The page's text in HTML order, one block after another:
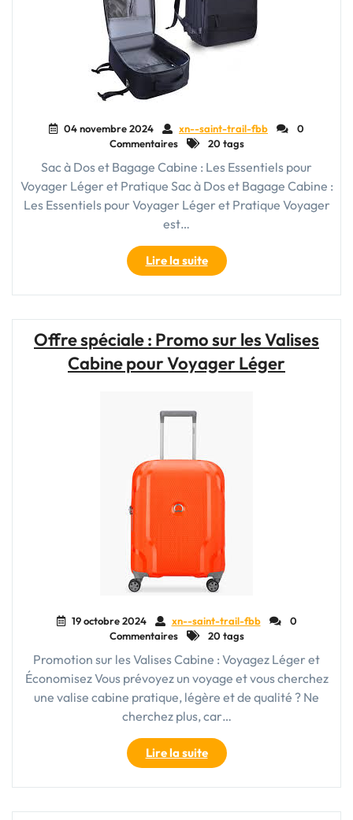
04 novembre 2024 xn--saint-trail-fbb
0
Commentaires
20 tags
Sac à Dos et Bagage Cabine : Les Essentiels pour
Voyager Léger et Pratique Sac à Dos et Bagage Cabine :
Les Essentiels pour Voyager Léger et Pratique Voyager
est…
Lire la suite"Choisir
le
Bon
Dos
et
Toute
Légèreté"
Offre spéciale : Promo sur les Valises
Cabine pour Voyager Léger
19 octobre 2024 xn--saint-trail-fbb
0
Commentaires
20 tags
Promotion sur les Valises Cabine : Voyagez Léger et
Économisez Vous prévoyez un voyage et vous cherchez
une valise cabine pratique, légère et de qualité ? Ne
cherchez plus, car…
Lire la suite"Offre
spéciale
: